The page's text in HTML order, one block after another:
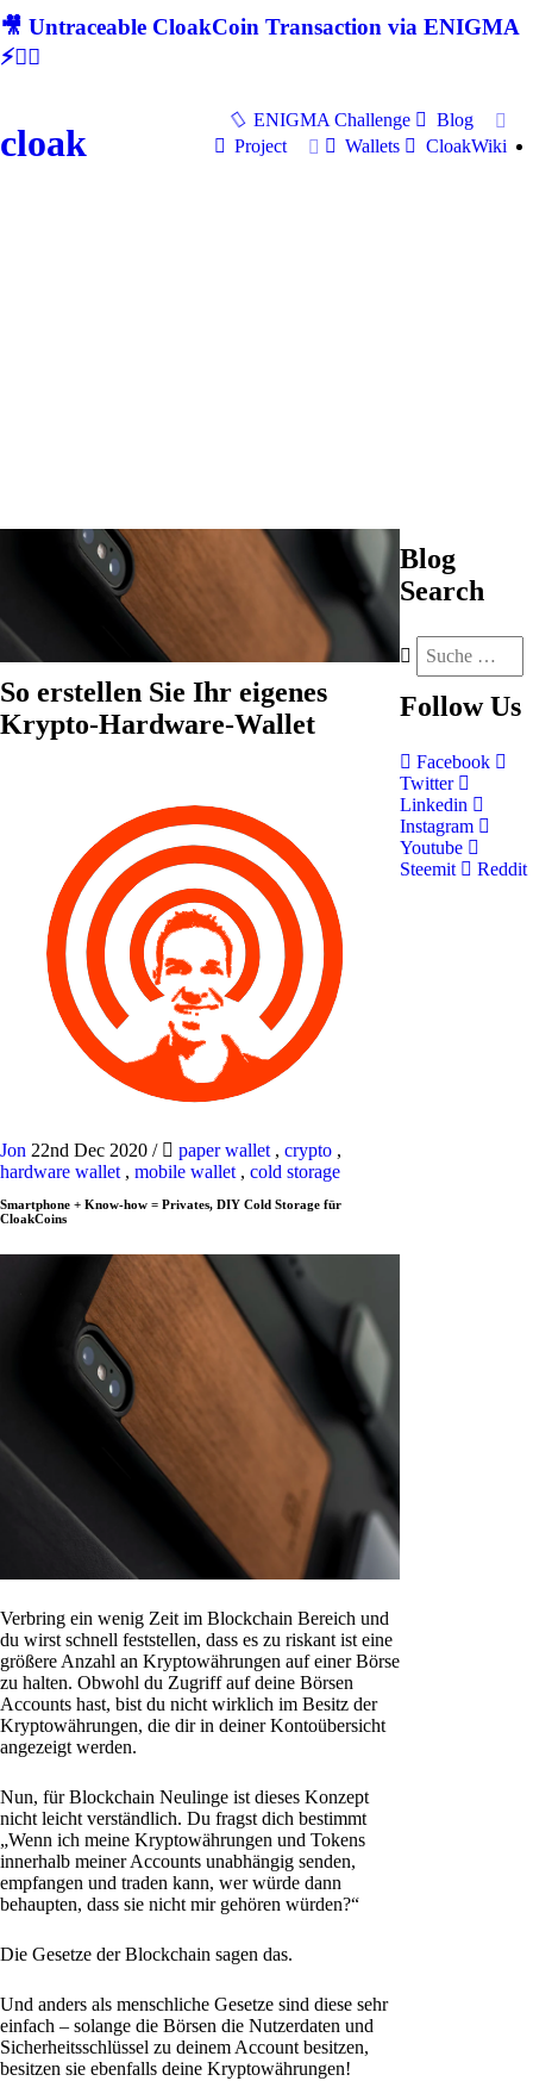
🎥 Untraceable CloakCoin Transaction via ENIGMA
⚡🕵‍♂
cloak
ENIGMA Challenge
Blog
Project
Wallets CloakWiki
So erstellen Sie Ihr eigenes
Krypto-Hardware-Wallet
Jon 22nd Dec 2020 / paper wallet , crypto ,
hardware wallet , mobile wallet , cold storage
Smartphone + Know-how = Privates, DIY Cold Storage für
CloakCoins
Verbring ein wenig Zeit im Blockchain Bereich und
du wirst schnell feststellen, dass es zu riskant ist eine
größere Anzahl an Kryptowährungen auf einer Börse
zu halten. Obwohl du Zugriff auf deine Börsen
Accounts hast, bist du nicht wirklich im Besitz der
Kryptowährungen, die dir in deiner Kontoübersicht
angezeigt werden.
Nun, für Blockchain Neulinge ist dieses Konzept
nicht leicht verständlich. Du fragst dich bestimmt
„Wenn ich meine Kryptowährungen und Tokens
innerhalb meiner Accounts unabhängig senden,
empfangen und traden kann, wer würde dann
behaupten, dass sie nicht mir gehören würden?“
Die Gesetze der Blockchain sagen das.
Und anders als menschliche Gesetze sind diese sehr
einfach – solange die Börsen die Nutzerdaten und
Sicherheitsschlüssel zu deinem Account besitzen,
besitzen sie ebenfalls deine Kryptowährungen!
Blog
Search
Follow Us
Facebook
Twitter
Linkedin
Instagram
Youtube
Steemit
Reddit